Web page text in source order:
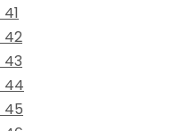
42
43
44
45